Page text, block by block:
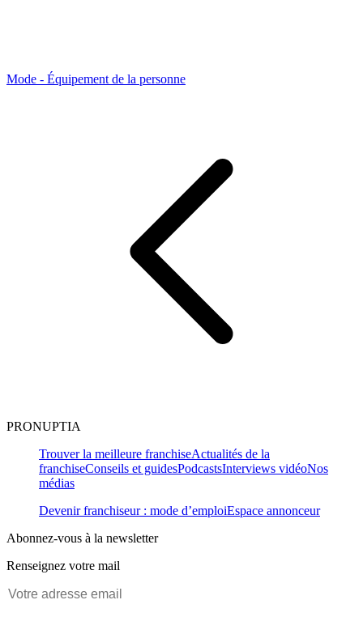
Mode - Équipement de la personne
PRONUPTIA
Trouver la meilleure franchiseActualités de la
franchiseConseils et guidesPodcastsInterviews vidéoNos
médias
Devenir franchiseur : mode d’emploiEspace annonceur
Abonnez-vous à la newsletter
Renseignez votre mail